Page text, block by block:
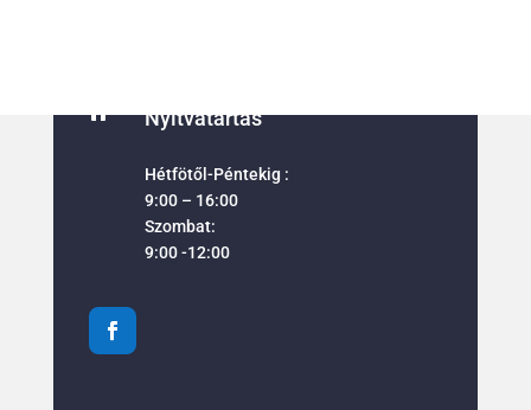
 Nyitvatartás
Hétfötől-Péntekig :
9:00 – 16:00
Szombat:
9:00 -12:00